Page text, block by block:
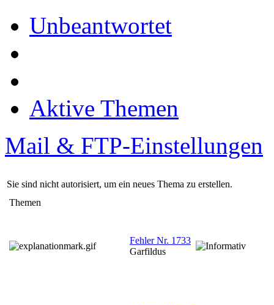
Unbeantwortet
Aktive Themen
Mail & FTP-Einstellungen
Sie sind nicht autorisiert, um ein neues Thema zu erstellen.
Themen
Fehler Nr. 1733
Garfildus